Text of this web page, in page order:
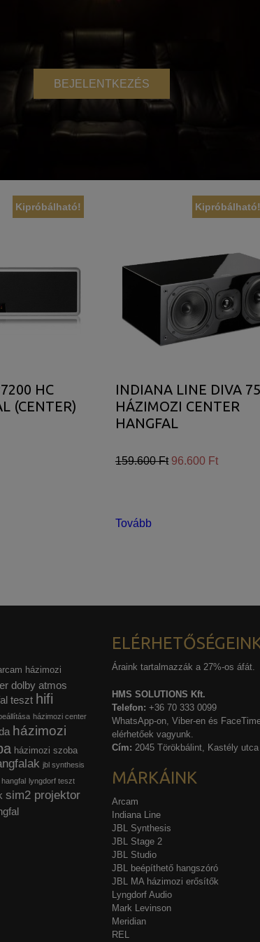
BEJELENTKEZÉS
Kipróbálható!
HC
(CENTER)
Kipróbálható!
INDIANA LINE DIVA
HÁZIMOZI CENTER
HANGFAL
159.600 Ft 96.600 Ft
Tovább
házimozi
dolby atmos
teszt hifi
házimozi center
házimozi
házimozi szoba
jbl synthesis
lyngdorf teszt
sim2 projektor
Áraink tartalmazzák a 27%-os áfát.
HMS SOLUTIONS Kft.
Telefon: +36 70 333 0099
WhatsApp-on, Viber-en és
elérhetőek vagyunk.
Cím: 2045 Törökbálint, Kastély utca
MÁRKÁINK
Arcam
Indiana Line
JBL Synthesis
JBL Stage 2
JBL Studio
JBL beépíthető hangszóró
JBL MA házimozi erősítők
Lyngdorf Audio
Mark Levinson
Meridian
REL